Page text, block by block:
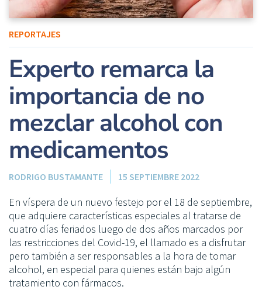
REPORTAJES
Experto remarca la
importancia de no
mezclar alcohol con
medicamentos
RODRIGO BUSTAMANTE 15 SEPTIEMBRE 2022
En víspera de un nuevo festejo por el 18 de septiembre,
que adquiere características especiales al tratarse de
cuatro días feriados luego de dos años marcados por
las restricciones del Covid-19, el llamado es a disfrutar
pero también a ser responsables a la hora de tomar
alcohol, en especial para quienes están bajo algún
tratamiento con fármacos.